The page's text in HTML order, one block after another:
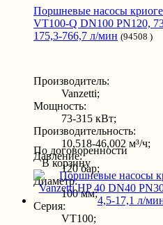
Поршневые насосы
VT100-Q DN100 PN120,
175,3-766,7 л/мин (94508 )
Производитель:
Vanzetti;
Мощность:
73-315 кВт;
Производительность:
10,518-46,002 м³/ч;
Давление:
120 бар;
Диаметр:
100 мм;
Серия:
VT100;
По договоренности
В корзину